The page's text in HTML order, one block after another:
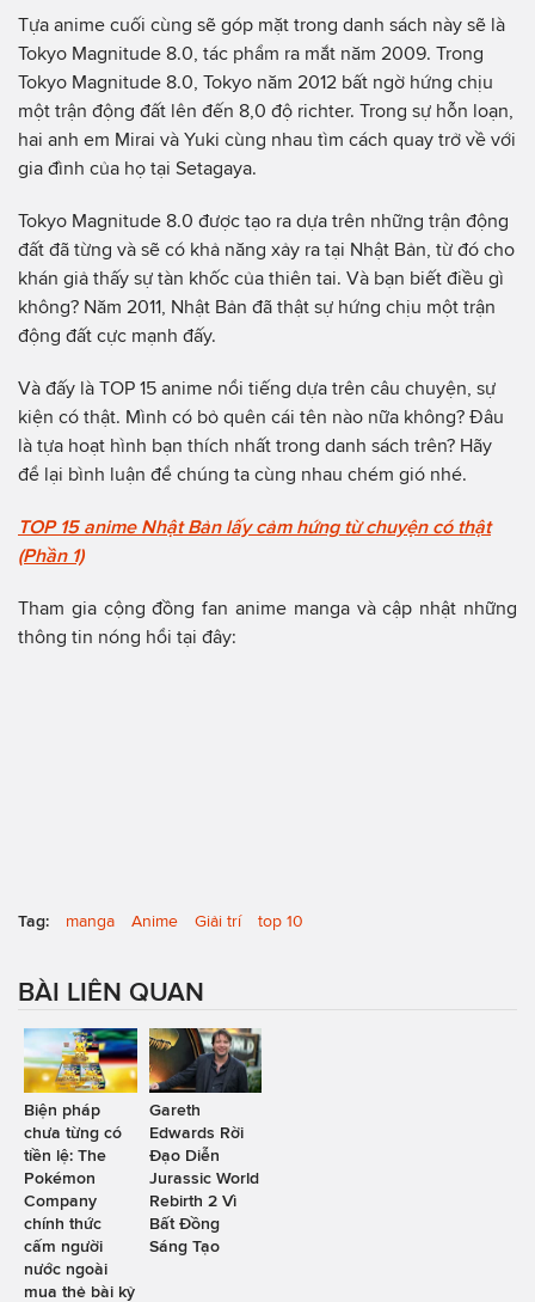
Tựa anime cuối cùng sẽ góp mặt trong danh sách này sẽ là
Tokyo Magnitude 8.0, tác phẩm ra mắt năm 2009. Trong
Tokyo Magnitude 8.0, Tokyo năm 2012 bất ngờ hứng chịu
một trận động đất lên đến 8,0 độ richter. Trong sự hỗn loạn,
hai anh em Mirai và Yuki cùng nhau tìm cách quay trở về với
gia đình của họ tại Setagaya.
Tokyo Magnitude 8.0 được tạo ra dựa trên những trận động
đất đã từng và sẽ có khả năng xảy ra tại Nhật Bản, từ đó cho
khán giả thấy sự tàn khốc của thiên tai. Và bạn biết điều gì
không? Năm 2011, Nhật Bản đã thật sự hứng chịu một trận
động đất cực mạnh đấy.
Và đấy là TOP 15 anime nổi tiếng dựa trên câu chuyện, sự
kiện có thật. Mình có bỏ quên cái tên nào nữa không? Đâu
là tựa hoạt hình bạn thích nhất trong danh sách trên? Hãy
để lại bình luận để chúng ta cùng nhau chém gió nhé.
TOP 15 anime Nhật Bản lấy cảm hứng từ chuyện có thật
(Phần 1)
Tham gia cộng đồng fan anime manga và cập nhật những
thông tin nóng hổi tại đây:
Tag: manga Anime Giải trí top 10
BÀI LIÊN QUAN
Biện pháp
chưa từng có
tiền lệ: The
Pokémon
Company
chính thức
cấm người
nước ngoài
mua thẻ bài kỷ
Gareth
Edwards Rời
Đạo Diễn
Jurassic World
Rebirth 2 Vì
Bất Đồng
Sáng Tạo